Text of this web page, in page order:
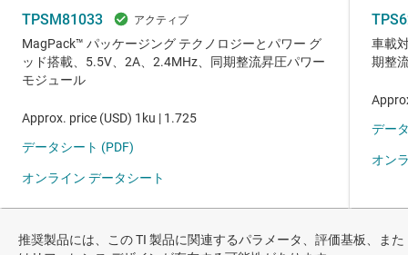
推奨製品には、この TI 製品に関連するパラメータ、評価基板、また